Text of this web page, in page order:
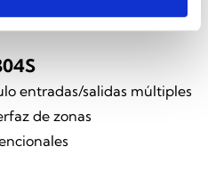
entradas/salidas múltiples
de zonas